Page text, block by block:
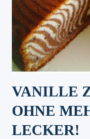
NOCH
NIE
SO
EINEN
LECKEREN
KUCHEN
VANILLE
OHNE
LECKER!